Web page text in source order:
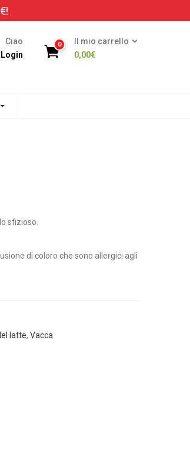
Ciao
Login
0
Il mio carrello
0,00€
sfizioso.
di coloro che sono allergici agli
latte, Vacca